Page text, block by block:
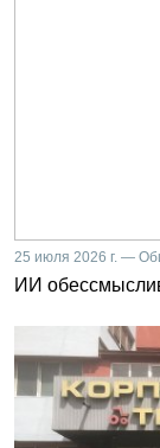
25 июля 2026 г. —
ИИ